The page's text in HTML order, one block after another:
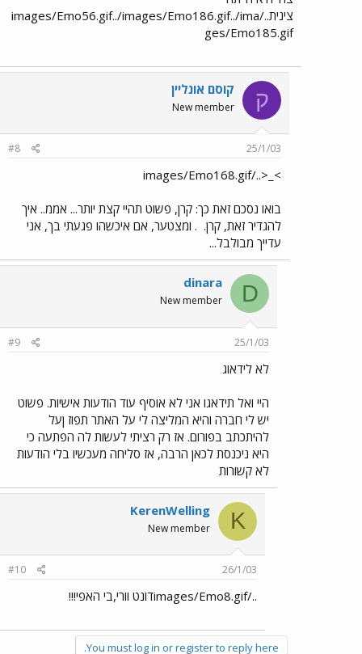
צינית../images/Emo56.gif../images/Emo186.gif../ima
ges/Emo185.gif
ק קוסם אונליין
New member
25/1/03
#8
>_<../images/Emo168.gif
בואו נסכם זאת כך: קרן, פשוט תהיי קצת יותר... אממ.. איך
להגדיר זאת, קרן. . ומצטער, אם איכשהו פגעתי בך, אני
עדייך מבולבל...
D
dinara
New member
25/1/03
#9
לא לידאוג
היי ואל תידאגו אני לא אוסיף עוד הודעות אישיות. פשוט
יש לי חברה והיא המליצה לי על האתר תפוז ןעל
להיתכתב בפורום. אז רק רציתי לעשות לה הפתעה כי
היא ניכנסת לכאן הרבה, אז סליחה מעכשיו בלי הודעות
לא קשורות
K
KerenWelling
New member
26/1/03
#10
../images/Emo8.gifדונט וורי,בי האפי!!!
You must log in or register to reply here.